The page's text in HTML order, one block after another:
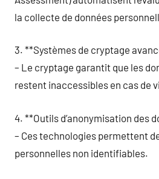
la collecte de données
3. **Systèmes de cryptage
– Le cryptage garantit que les
restent inaccessibles en cas de
4. **Outils d’anonymisation des
– Ces technologies permettent
personnelles non identifiables.